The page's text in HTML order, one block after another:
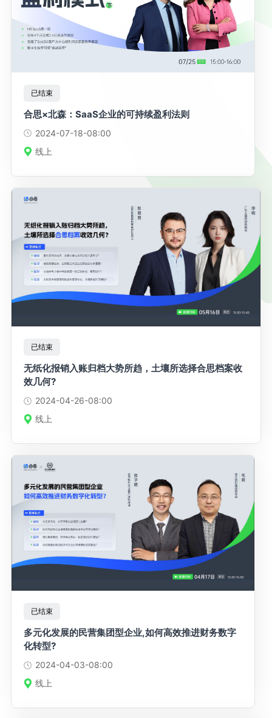
已结束
合思×北森：SaaS企业的可持续盈利法则
2024-07-18-08:00
线上
已结束
无纸化报销入账归档大势所趋，土壤所选择合思档案收
效几何?
2024-04-26-08:00
线上
已结束
多元化发展的民营集团型企业,如何高效推进财务数字
化转型?
2024-04-03-08:00
线上